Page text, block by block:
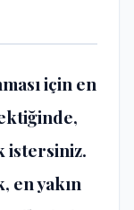
için en
istersiniz.
en yakın